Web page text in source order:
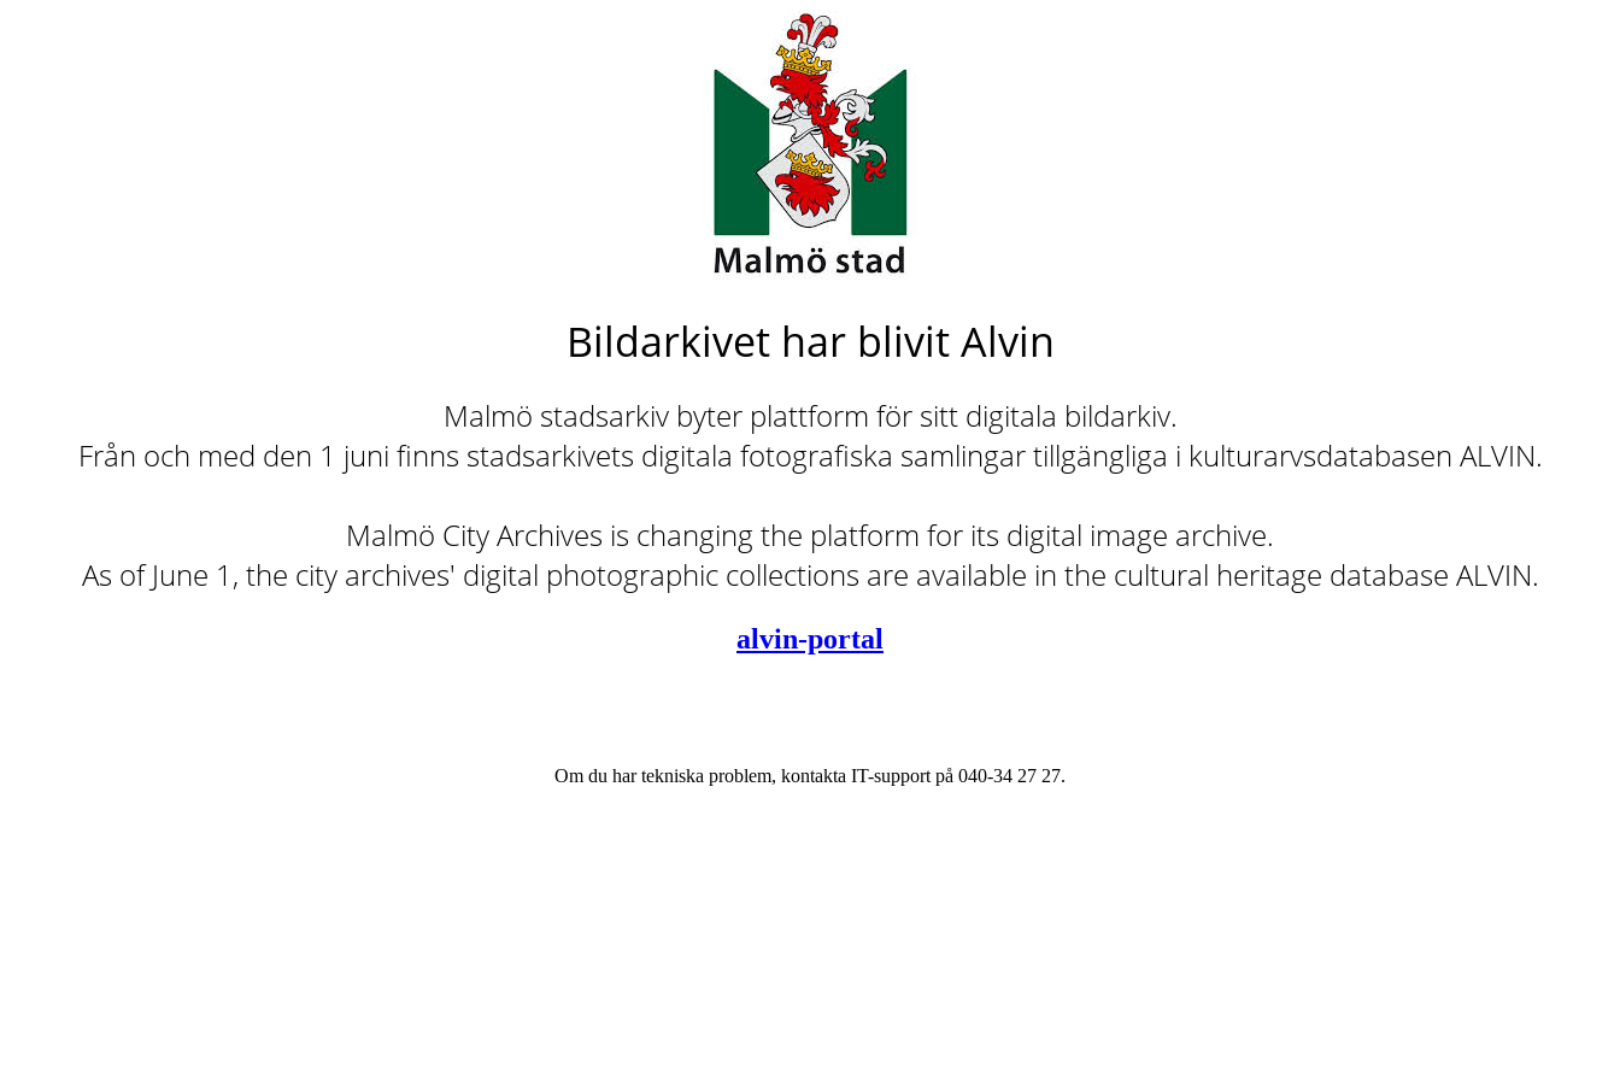
Bildarkivet har blivit Alvin
Malmö stadsarkiv byter plattform för sitt digitala bildarkiv.
Från och med den 1 juni finns stadsarkivets digitala fotografiska samlingar tillgängliga i kulturarvsdatabasen ALVIN.
Malmö City Archives is changing the platform for its digital image archive.
As of June 1, the city archives' digital photographic collections are available in the cultural heritage database ALVIN.
alvin-portal
Om du har tekniska problem, kontakta IT-support på 040-34 27 27.